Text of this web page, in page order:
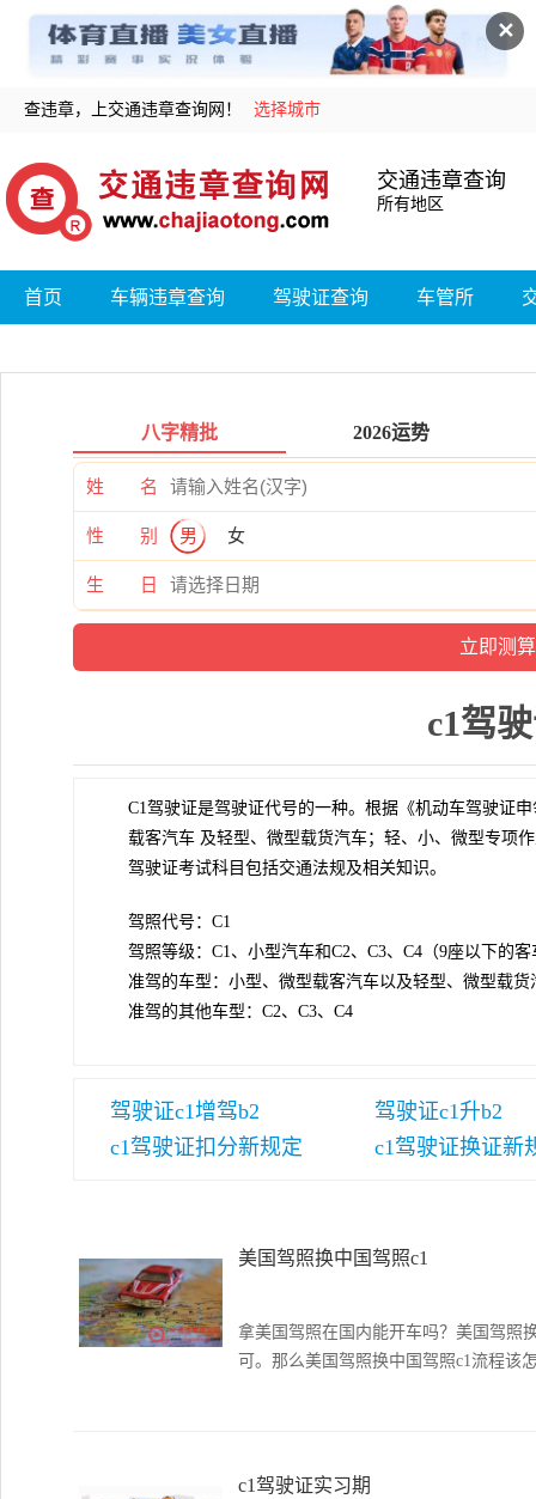
✕
查违章，上交通违章查询网！ 选择城市
交通违章查询
所有地区
首页 车辆违章查询 驾驶证查询 车管所
八字精批 2026运势
姓 名
性 别 男 女
生 日
c1驾
C1驾驶证是驾驶证代号的一种。根据《机动车驾驶证
载客汽车 及轻型、微型载货汽车；轻、小、微型专项
驾驶证考试科目包括交通法规及相关知识。
驾照代号：C1
驾照等级：C1、小型汽车和C2、C3、C4（9座以下的
准驾的车型：小型、微型载客汽车以及轻型、微型载
准驾的其他车型：C2、C3、C4
驾驶证c1增驾b2
驾驶证c1升b2
c1驾驶证扣分新规定
c1驾驶证换证新
美国驾照换中国驾照c1
拿美国驾照在国内能开车吗？美国驾照
可。那么美国驾照换中国驾照c1流程该
c1驾驶证实习期